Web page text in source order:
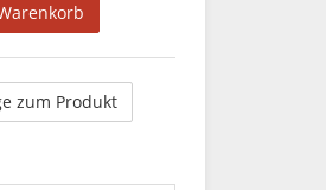
zum Produkt